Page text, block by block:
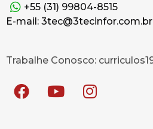
+55 (31) 99804-8515
E-mail: 3tec@3tecinfor.com.br
Trabalhe Conosco: